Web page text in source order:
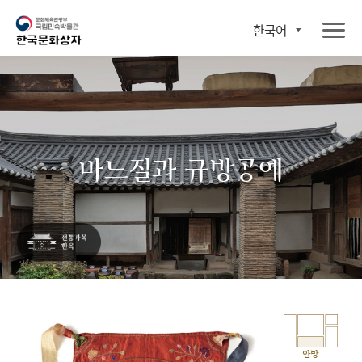
한국어
바느질과 규방공예
안방